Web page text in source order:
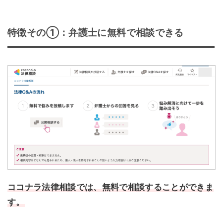
特徴その①：弁護士に無料で相談できる
ココナラ法律相談では、無料で相談することができま
す。